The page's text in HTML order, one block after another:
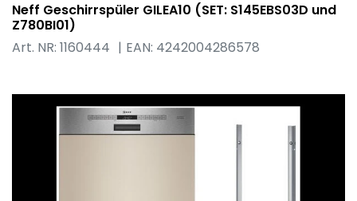
Neff Geschirrspüler GILEA10 (SET: S145EBS03D und
Z780BI01)
Art. NR: 1160444
EAN: 4242004286578